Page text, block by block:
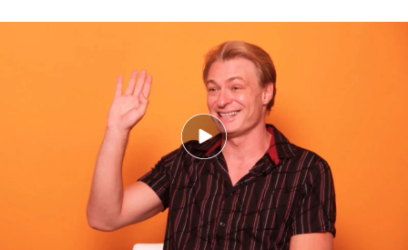
Estas son las principales alertas rojas que
tendrías que tener en cuenta cuando estás
conociendo a alguien que te gusta: